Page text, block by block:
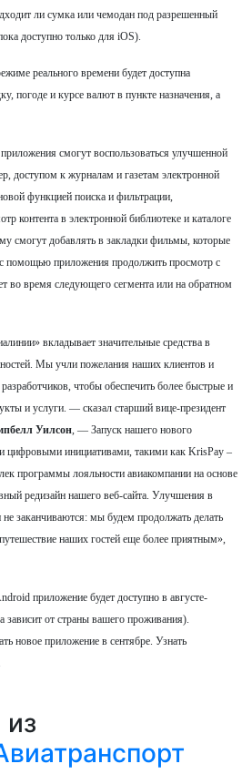
ли сумка или чемодан под разрешенный
доступно только для iOS).
реального времени будет доступна
погоде и курсе валют в пункте назначения, а
смогут воспользоваться улучшенной
доступом к журналам и газетам электронной
функцией поиска и фильтрации,
контента в электронной библиотеке и каталоге
смогут добавлять в закладки фильмы, которые
помощью приложения продолжить просмотр с
во время следующего сегмента или на обратном
вкладывает значительные средства в
Мы учли пожелания наших клиентов и
чтобы обеспечить более быстрые и
и услуги. — сказал старший вице-президент
Уилсон, — Запуск нашего нового
цифровыми инициативами, такими как KrisPay –
программы лояльности авиакомпании на основе
редизайн нашего веб-сайта. Улучшения в
заканчиваются: мы будем продолжать делать
наших гостей еще более приятным»,
приложение будет доступно в августе-
зависит от страны вашего проживания).
новое приложение в сентябре. Узнать
из